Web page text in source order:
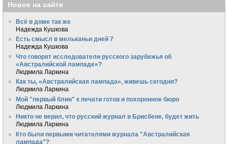
Новое на сайте
Всё в доме так же
Надежда Кушкова
Есть смысл в мельканьи дней 7
Надежда Кушкова
Что говорят исследователи русского зарубежья об
«Австралийской лампаде»?
Людмила Ларкина
Как ты, «Австралийская лампада», живешь сегодня?
Людмила Ларкина
Мой "первый блин" к печати готов и похоронное бюро
Людмила Ларкина
Никто не верил, что русский журнал в Брисбене, будет жить
Людмила Ларкина
Кто были первыми читателями журнала "Австралийская
лампада"?